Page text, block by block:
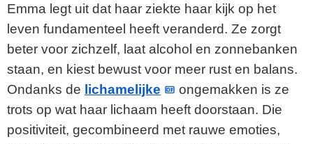
Emma legt uit dat haar ziekte haar kijk op het
leven fundamenteel heeft veranderd. Ze zorgt
beter voor zichzelf, laat alcohol en zonnebanken
staan, en kiest bewust voor meer rust en balans.
Ondanks de lichamelijke
ongemakken is ze
trots op wat haar lichaam heeft doorstaan. Die
positiviteit, gecombineerd met rauwe emoties,